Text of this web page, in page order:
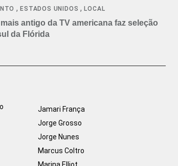
,ESTADOS UNIDOS ,LOCAL
antigo da TV americana faz seleção
da Flórida
Jamari França
Jorge Grosso
Jorge Nunes
Marcus Coltro